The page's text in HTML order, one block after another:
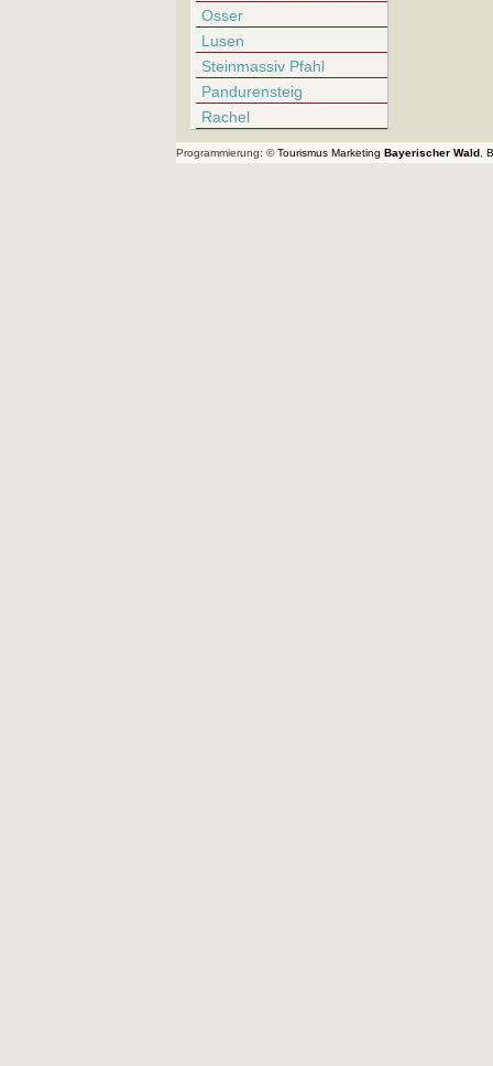
Osser
Lusen
Steinmassiv Pfahl
Pandurensteig
Rachel
Programmierung: ©Tourismus Marketing Bayerischer Wald